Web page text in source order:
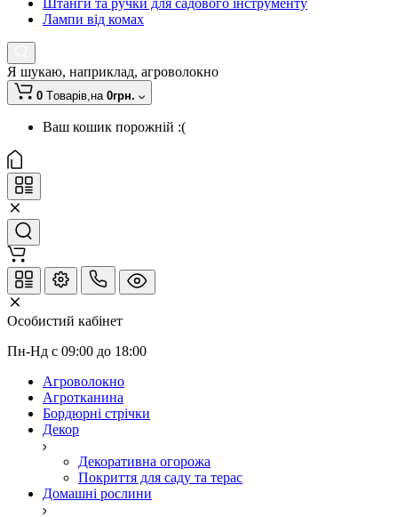
Штанги та ручки для садового інструменту
Лампи від комах
Я шукаю, наприклад, агроволокно
0 Tоварів,на 0грн.
Ваш кошик порожній :(
Особистий кабінет
Пн-Нд с 09:00 до 18:00
Агроволокно
Агротканина
Бордюрні стрічки
Декор
Декоративна огорожа
Покриття для саду та терас
Домашні рослини